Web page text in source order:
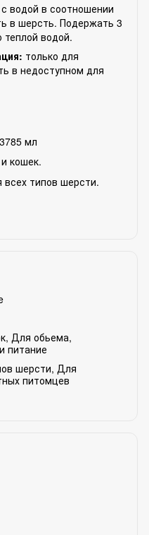
водой в соотношении
в шерсть. Подержать 3
водой.
только для
в недоступном для
мл
кошек.
типов шерсти.
, Для обьема,
питание
шерсти, Для
питомцев